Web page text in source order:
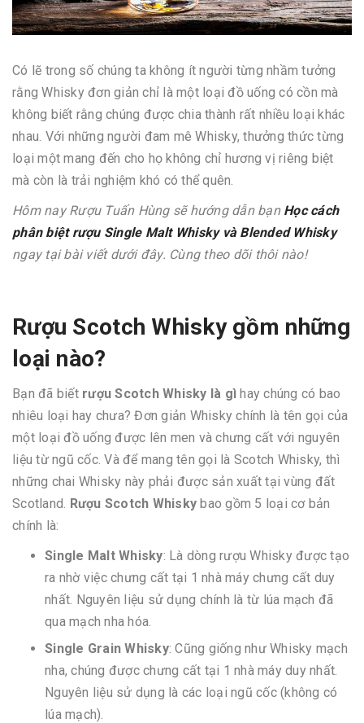
Có lẽ trong số chúng ta không ít người từng nhầm tưởng
rằng Whisky đơn giản chỉ là một loại đồ uống có cồn mà
không biết rằng chúng được chia thành rất nhiều loại khác
nhau. Với những người đam mê Whisky, thưởng thức từng
loại một mang đến cho họ không chỉ hương vị riêng biệt
mà còn là trải nghiệm khó có thể quên.
Hôm nay Rượu Tuấn Hùng sẽ hướng dẫn bạn Học cách
phân biệt rượu Single Malt Whisky và Blended Whisky
ngay tại bài viết dưới đây. Cùng theo dõi thôi nào!
Rượu Scotch Whisky gồm những
loại nào?
Bạn đã biết rượu Scotch Whisky là gì hay chúng có bao
nhiêu loại hay chưa? Đơn giản Whisky chính là tên gọi của
một loại đồ uống được lên men và chưng cất với nguyên
liệu từ ngũ cốc. Và để mang tên gọi là Scotch Whisky, thì
những chai Whisky này phải được sản xuất tại vùng đất
Scotland. Rượu Scotch Whisky bao gồm 5 loại cơ bản
chính là:
Single Malt Whisky: Là dòng rượu Whisky được tạo
ra nhờ việc chưng cất tại 1 nhà máy chưng cất duy
nhất. Nguyên liệu sử dụng chính là từ lúa mạch đã
qua mạch nha hóa.
Single Grain Whisky: Cũng giống như Whisky mạch
nha, chúng được chưng cất tại 1 nhà máy duy nhất.
Nguyên liệu sử dụng là các loại ngũ cốc (không có
lúa mạch).